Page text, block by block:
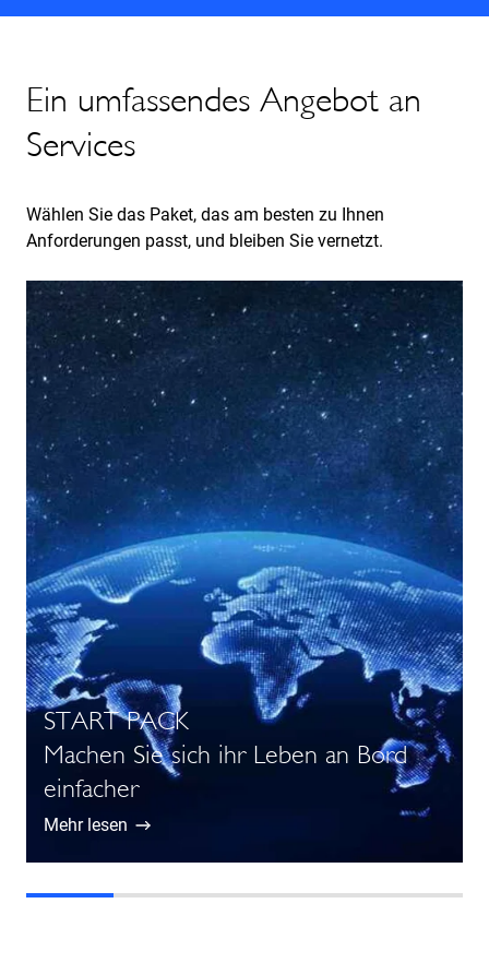
Ein umfassendes Angebot an
Services
Wählen Sie das Paket, das am besten zu Ihnen
Anforderungen passt, und bleiben Sie vernetzt.
START PACK
Machen Sie sich ihr Leben an Bord
einfacher
Mehr lesen